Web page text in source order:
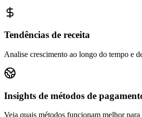
Tendências de receita
Analise crescimento ao longo do tempo e
Insights de métodos de
Veja quais métodos funcionam melhor para